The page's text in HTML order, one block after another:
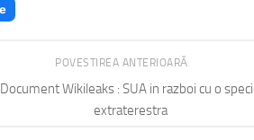
POVESTIREA ANTERIOARĂ
Document Wikileaks : SUA in razboi cu o
extraterestra